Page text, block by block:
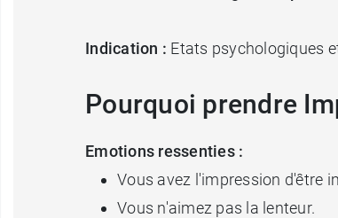
Indication : Etats psychologiques
Pourquoi prendre
Emotions ressenties :
Vous avez l'impression d'être
Vous n'aimez pas la lenteur.